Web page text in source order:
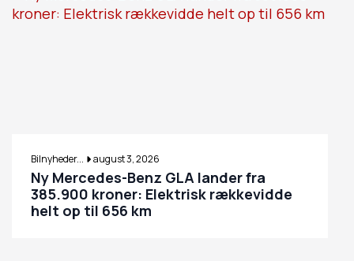
Bilnyheder... august 3, 2026
Ny Mercedes-Benz GLA lander fra
385.900 kroner: Elektrisk rækkevidde
helt op til 656 km